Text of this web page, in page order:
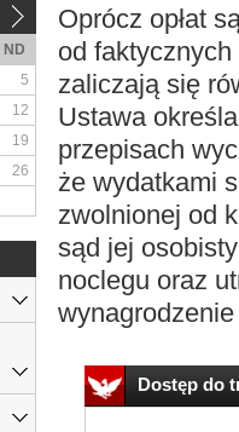
Oprócz opłat
od
zaliczają się
Ustawa
przepisach
że wydatkami
zwolnionej od
sąd jej
noclegu oraz
Dostęp do
ND
5
12
19
26